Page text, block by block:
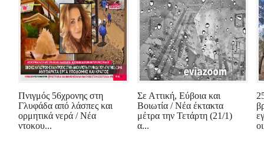
Πνιγμός 56χρονης στη
Γλυφάδα από λάσπες και
ορμητικά νερά / Νέα
ντοκου...
Σε Αττική, Εύβοια και
Βοιωτία / Νέα έκτακτα
μέτρα την Τετάρτη (21/1)
α...